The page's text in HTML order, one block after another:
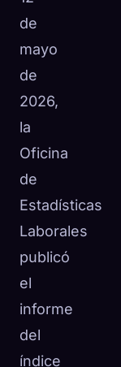
de
mayo
de
2026,
la
Oficina
de
Estadísticas
Laborales
publicó
el
informe
del
índice